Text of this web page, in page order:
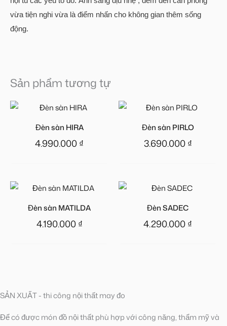
vừa tiện nghi vừa là điểm nhấn cho không gian thêm sống
động.
Sản phẩm tương tự
Đèn sàn HIRA
4.990.000₫
Đèn sàn PIRLO
3.690.000₫
Đèn sàn MATILDA
4.190.000₫
Đèn SADEC
4.290.000₫
SẢN XUẤT - thi công nội thất may đo
Để có được món đồ nội thất phù hợp với công năng, thẩm mỹ và